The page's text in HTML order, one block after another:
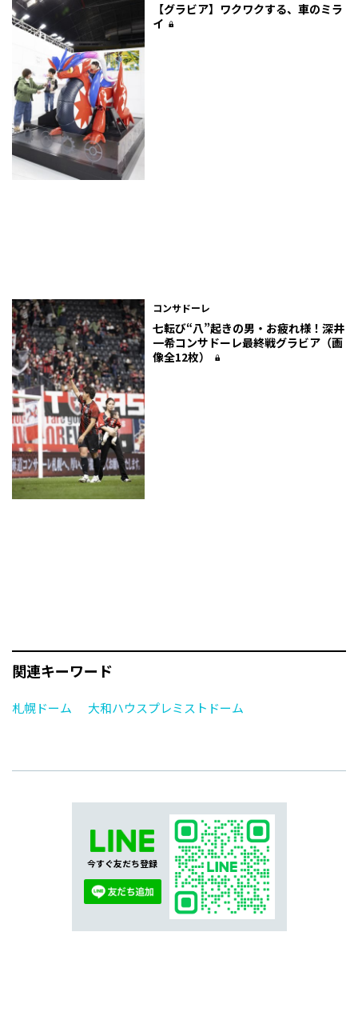
【グラビア】ワクワクする、車のミラ
イ
コンサドーレ
七転び“八”起きの男・お疲れ様！深井
一希――コンサドーレ最終戦グラビア（画
像全12枚）
関連キーワード
札幌ドーム 大和ハウスプレミストドーム
今すぐ友だち登録